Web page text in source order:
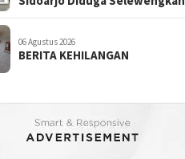
06 Agustus 2026
BERITA KEHILANGAN